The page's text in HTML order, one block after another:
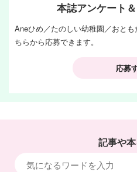
本誌アンケート
Aneひめ／たのしい幼稚園／おと
ちらから応募できます。
応募
記事や